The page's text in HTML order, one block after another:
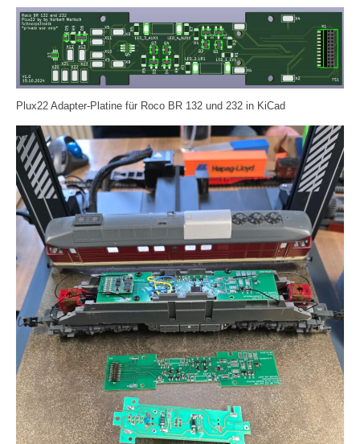
Tasten-Eingabe-Modul V1
Archiv
Funktionsdecoder V1
Gleisbelegtmelder V2
Relaiserweiterung V2
Modellbahn
Flügelsignale (Formsignale) 3D-Druck H0
Testanlage Spur N
Testanlage Elektronik und Elektrik
Fahrzeuge auf- und umarbeiten
Roco BR 132 / BR 232 mit Plux22
Austauschplatine, ESU Loksound 5 und Zimo
GoldCap
Piko BB9210 – BR118 – BR65
Plux22 Adapter-Platine für Roco BR 132 und 232 in KiCad